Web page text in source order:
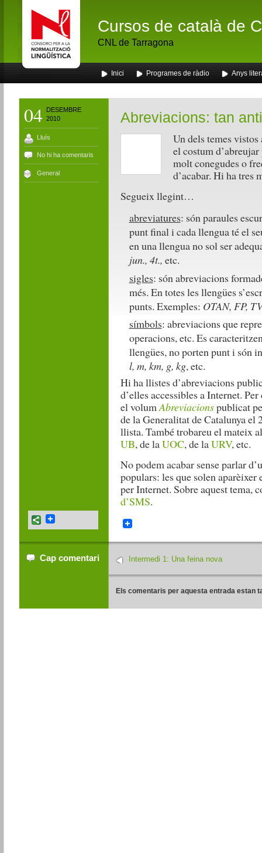
Cursos de català de
CNL de Tarragona
Inici Programes de ràdio Anys
04
DESEMBRE
2010
Lluís
No hi ha comentaris
General
Abreviacions: tan
Un dels temes
el costum
molt conegudes o
d’acabar. Hi ha tres
Segueix llegint…
abreviatures: són paraules
punt final i cada llengua té el
en una llengua no sol ser
jun., 4t., etc.
sigles: són abreviacions
més. En totes les llengües
punts. Exemples: OTAN, FP,
símbols: abreviacions que
operacions, etc. Es
llengües, no porten punt i són
l, m, km, g, kg, etc.
Hi ha llistes d’abreviacions
d’elles accessibles a Internet.
el volum Abreviacionspublicat
de la Generalitat de Catalunya
llista. També trobareu el mateix
UB, de laUOC, de laURV, etc.
No podem acabar sense parlar
populars: les que solen
per Internet. Sobre aquest tema,
d’SMS.
Cap comentari Intermedi 1: Una feina nova
Els comentaris per aquesta entrada estan